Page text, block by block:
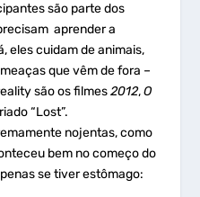
são parte dos
aprender a
eles cuidam de animais,
que vêm de fora –
são os filmes2012,O
“Lost”.
nojentas, como
bem no começo do
se tiver estômago: